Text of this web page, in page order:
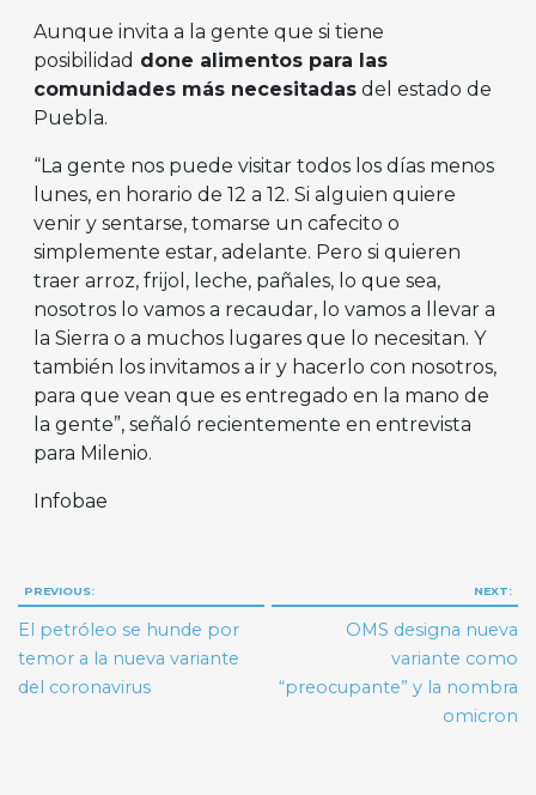
Aunque invita a la gente que si tiene
posibilidad done alimentos para las
comunidades más necesitadas del estado de
Puebla.
“La gente nos puede visitar todos los días menos
lunes, en horario de 12 a 12. Si alguien quiere
venir y sentarse, tomarse un cafecito o
simplemente estar, adelante. Pero si quieren
traer arroz, frijol, leche, pañales, lo que sea,
nosotros lo vamos a recaudar, lo vamos a llevar a
la Sierra o a muchos lugares que lo necesitan. Y
también los invitamos a ir y hacerlo con nosotros,
para que vean que es entregado en la mano de
la gente”, señaló recientemente en entrevista
para Milenio.
Infobae
Navegación
de
entradas
PREVIOUS:
El petróleo se hunde por
temor a la nueva variante
del coronavirus
NEXT:
OMS designa nueva
variante como
“preocupante” y la nombra
omicron